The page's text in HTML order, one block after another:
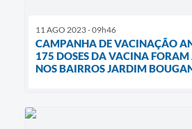
11 AGO 2023 - 09h46
CAMPANHA DE VACINAÇÃO
175 DOSES DA VACINA
NOS BAIRROS JARDIM